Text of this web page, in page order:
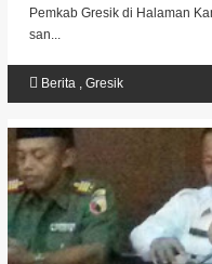
Pemkab Gresik di Halaman
san...
Berita, Gresik